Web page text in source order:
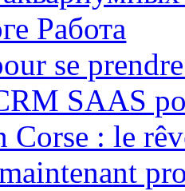
Работа
se
SAAS
Corse : le